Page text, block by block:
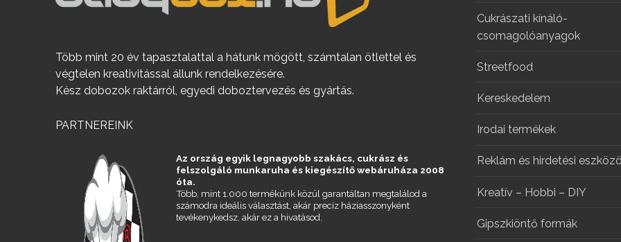
Több mint 20 év tapasztalattal a hátunk mögött, számtalan ötlettel és
végtelen kreativitással állunk rendelkezésére.
Kész dobozok raktárról, egyedi doboztervezés és gyártás.
PARTNEREINK
Az ország egyik legnagyobb szakács, cukrász és
felszolgáló munkaruha és kiegészítő webáruháza 2008
óta.
Több, mint 1.000 termékünk közül garantáltan megtalálod a
számodra ideális választást, akár precíz háziasszonyként
tevékenykedsz, akár ez a hivatásod.
Cukrászati kínáló-
csomagolóanyagok
Streetfood
Kereskedelem
Irodai termékek
Reklám és hirdetési
Kreatív – Hobbi – DIY
Gipszkiöntő formák